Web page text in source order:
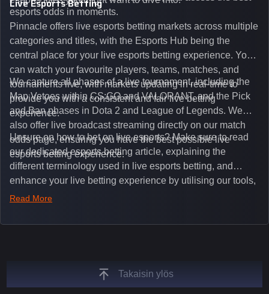
esports odds in moments.
Live Esports Betting
Pinnacle offers live esports betting markets across multiple
categories and titles, with the Esports Hub being the
central place for your live esports betting experience. You
can watch your favourite players, teams, matches, and
tournaments live, with markets updating in real-time to
provide you with a consistent and fair live betting
experience.
We capture all phases of a live tournament, including the
Map Vetoes within CS:GO and VALORANT, and the Pick
and Ban phases in Dota 2 and League of Legends. We
also offer live broadcast streaming directly on our match
odds page, ensuring you have the best possible live
esports betting experience.
Unsure on how to bet on live esports? Make sure to read
our dedicated esports betting article, explaining the
different terminology used in live esports betting, and
enhance your live betting experience by utilising our tools,
such as integrated live broadcasts, match and round
unique insights on the latest esports events.
Read More
Takaisin ylös